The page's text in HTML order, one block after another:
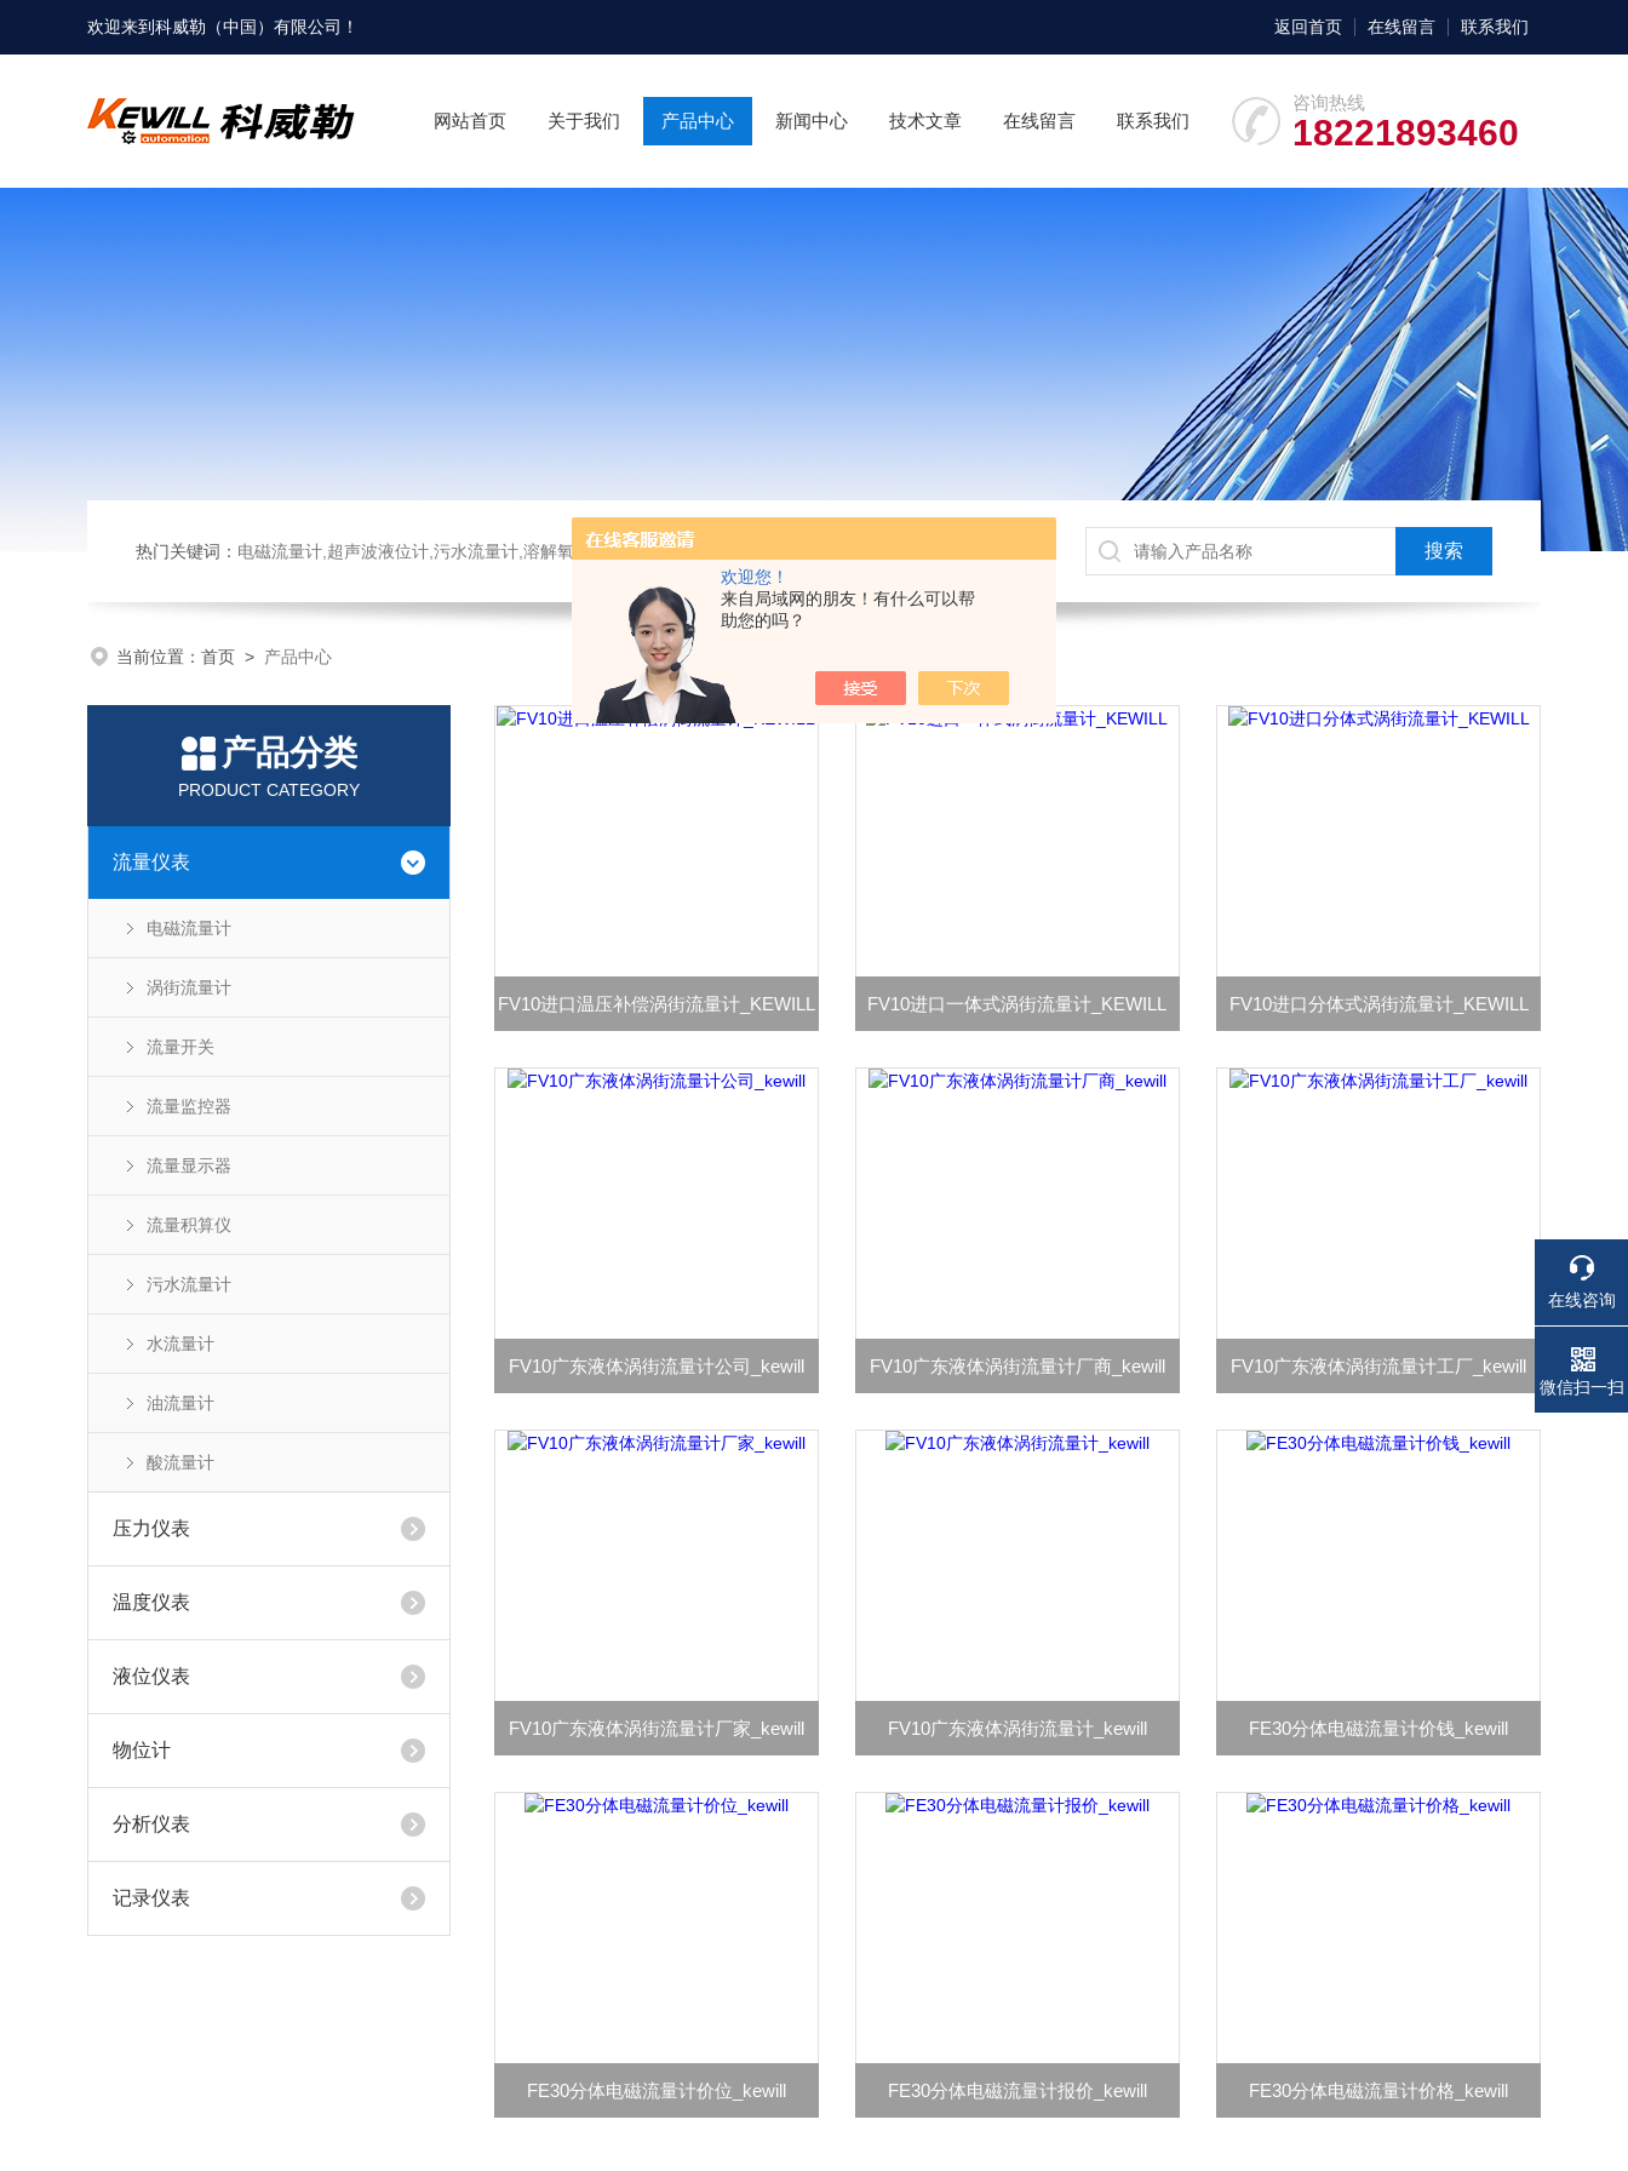
欢迎您！
来自局域网的朋友！有什么可以帮
助您的吗？
欢迎来到科威勒（中国）有限公司！ 返回首页 在线留言 联系我们
咨询热线
18221893460
网站首页 关于我们 产品中心 新闻中心 技术文章 在线留言 联系我们
热门关键词： 电磁流量计,超声波液位计,污水流量计,溶解氧仪,在线PH计,压力变送器
当前位置： 首页 > 产品中心
产品分类
PRODUCT CATEGORY
流量仪表
电磁流量计
涡街流量计
流量开关
流量监控器
流量显示器
流量积算仪
污水流量计
水流量计
油流量计
酸流量计
压力仪表
温度仪表
液位仪表
物位计
分析仪表
记录仪表
FV10进口温压补偿涡街流量计_KEWILL FV10进口一体式涡街流量计_KEWILL FV10进口分体式涡街流量计_KEWILL
FV10广东液体涡街流量计公司_kewill FV10广东液体涡街流量计厂商_kewill FV10广东液体涡街流量计工厂_kewill
FV10广东液体涡街流量计厂家_kewill FV10广东液体涡街流量计_kewill FE30分体电磁流量计价钱_kewill
FE30分体电磁流量计价位_kewill FE30分体电磁流量计报价_kewill FE30分体电磁流量计价格_kewill
在线咨询
微信扫一扫